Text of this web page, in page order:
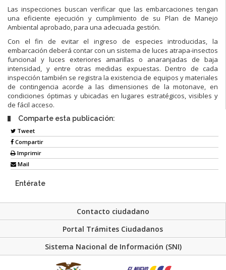
Las inspecciones buscan verificar que las embarcaciones tengan
una eficiente ejecución y cumplimiento de su Plan de Manejo
Ambiental aprobado, para una adecuada gestión.
Con el fin de evitar el ingreso de especies introducidas, la
embarcación deberá contar con un sistema de luces atrapa-insectos
funcional y luces exteriores amarillas o anaranjadas de baja
intensidad, y entre otras medidas expuestas. Dentro de cada
inspección también se registra la existencia de equipos y materiales
de contingencia acorde a las dimensiones de la motonave, en
condiciones óptimas y ubicadas en lugares estratégicos, visibles y
de fácil acceso.
Comparte esta publicación:
Tweet
Compartir
Imprimir
Mail
Entérate
Contacto ciudadano
Portal Trámites Ciudadanos
Sistema Nacional de Información (SNI)